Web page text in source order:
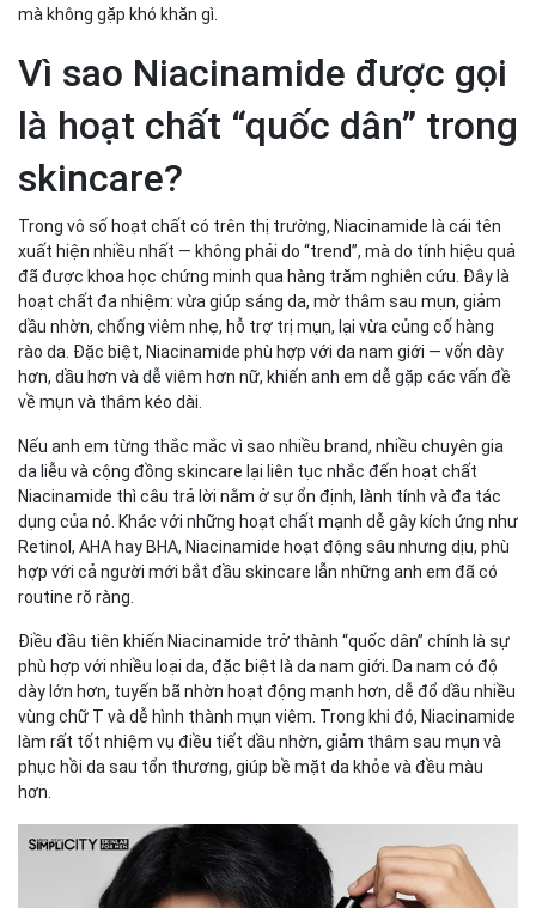
mà không gặp khó khăn gì.
Vì sao Niacinamide được gọi
là hoạt chất “quốc dân” trong
skincare?
Trong vô số hoạt chất có trên thị trường, Niacinamide là cái tên
xuất hiện nhiều nhất — không phải do “trend”, mà do tính hiệu quả
đã được khoa học chứng minh qua hàng trăm nghiên cứu. Đây là
hoạt chất đa nhiệm: vừa giúp sáng da, mờ thâm sau mụn, giảm
dầu nhờn, chống viêm nhẹ, hỗ trợ trị mụn, lại vừa củng cố hàng
rào da. Đặc biệt, Niacinamide phù hợp với da nam giới — vốn dày
hơn, dầu hơn và dễ viêm hơn nữ, khiến anh em dễ gặp các vấn đề
về mụn và thâm kéo dài.
Nếu anh em từng thắc mắc vì sao nhiều brand, nhiều chuyên gia
da liễu và cộng đồng skincare lại liên tục nhắc đến hoạt chất
Niacinamide thì câu trả lời nằm ở sự ổn định, lành tính và đa tác
dụng của nó. Khác với những hoạt chất mạnh dễ gây kích ứng như
Retinol, AHA hay BHA, Niacinamide hoạt động sâu nhưng dịu, phù
hợp với cả người mới bắt đầu skincare lẫn những anh em đã có
routine rõ ràng.
Điều đầu tiên khiến Niacinamide trở thành “quốc dân” chính là sự
phù hợp với nhiều loại da, đặc biệt là da nam giới. Da nam có độ
dày lớn hơn, tuyến bã nhờn hoạt động mạnh hơn, dễ đổ dầu nhiều
vùng chữ T và dễ hình thành mụn viêm. Trong khi đó, Niacinamide
làm rất tốt nhiệm vụ điều tiết dầu nhờn, giảm thâm sau mụn và
phục hồi da sau tổn thương, giúp bề mặt da khỏe và đều màu
hơn.